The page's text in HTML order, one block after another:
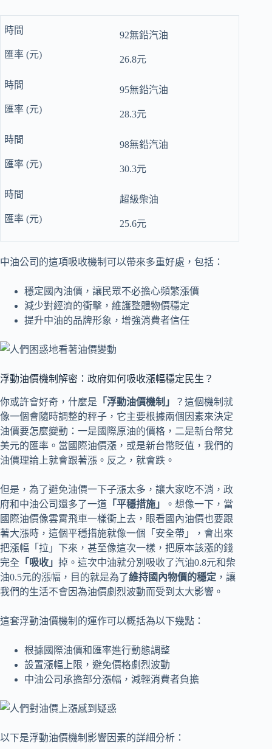
92無鉛汽油
26.8元
95無鉛汽油
28.3元
98無鉛汽油
30.3元
超級柴油
25.6元
中油公司的這項吸收機制可以帶來多重好處，包括：
穩定國內油價，讓民眾不必擔心頻繁漲價
減少對經濟的衝擊，維護整體物價穩定
提升中油的品牌形象，增強消費者信任
浮動油價機制解密：政府如何吸收漲幅穩定民生？
你或許會好奇，什麼是 「浮動油價機制」
？這個機制就
像一個會隨時調整的秤子，它主要根據兩個因素來決定
油價要怎麼變動：一是國際原油的價格，二是新台幣兌
美元的匯率。當國際油價漲，或是新台幣貶值，我們的
油價理論上就會跟著漲。反之，就會跌。
但是，為了避免油價一下子漲太多，讓大家吃不消，政
府和中油公司還多了一道 「平穩措施」
。想像一下，當
國際油價像雲霄飛車一樣衝上去，眼看國內油價也要跟
著大漲時，這個平穩措施就像一個「安全帶」，會出來
把漲幅「拉」下來，甚至像這次一樣，把原本該漲的錢
完全 「吸收」 掉。這次中油就分別吸收了汽油0.8元和柴
油0.5元的漲幅，目的就是為了維持國內物價的穩定 ，讓
我們的生活不會因為油價劇烈波動而受到太大影響。
這套浮動油價機制的運作可以概括為以下幾點：
根據國際油價和匯率進行動態調整
設置漲幅上限，避免價格劇烈波動
中油公司承擔部分漲幅，減輕消費者負擔
以下是浮動油價機制影響因素的詳細分析：